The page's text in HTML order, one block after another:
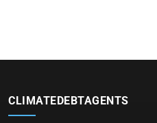
CLIMATEDEBTAGENTS